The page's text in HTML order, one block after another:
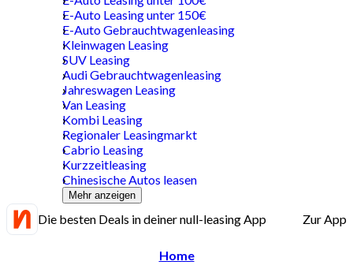
E-Auto Leasing unter 150€
E-Auto Gebrauchtwagenleasing
Kleinwagen Leasing
SUV Leasing
Audi Gebrauchtwagenleasing
Jahreswagen Leasing
Van Leasing
Kombi Leasing
Regionaler Leasingmarkt
Cabrio Leasing
Kurzzeitleasing
Chinesische Autos leasen
Mehr anzeigen
Die besten Deals in deiner null-leasing App Zur App
Home